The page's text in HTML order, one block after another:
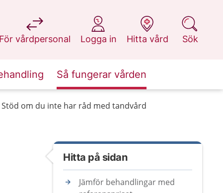
För vårdpersonal
på 1177.se
Logga in
på 1177.se
Hitta vård
på 1177.se
Sök
på 1177.se
Så fungerar vården
Stöd om du inte har råd med tandvård
Hitta på sidan
Jämför behandlingar med